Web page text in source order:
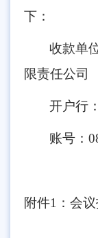
下：
收款单
限责任公司
开户行
账号：
附件1：会